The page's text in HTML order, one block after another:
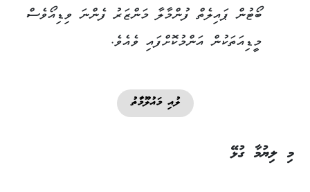
ބޯޓުން ޕައިލެތް ފުންމާލާ މަންޒަރު ފެންނަ ވިޑިއޯވެސް
މީޑިއަތަކުން އަންމުކޮށްފައި ވެއެވެ.
ލުއި މައުލޫމާތު
މި ލިޔުމާ ގުޅޭ